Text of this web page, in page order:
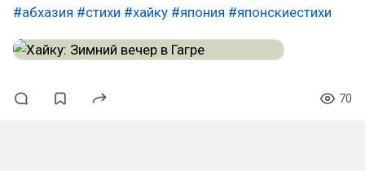
#абхазия #стихи #хайку #япония #японскиестихи
70